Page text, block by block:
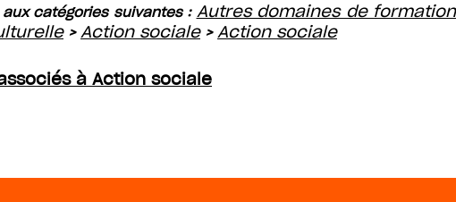
catégories suivantes : Autres domaines de formation
> Action sociale> Action sociale
à Action sociale